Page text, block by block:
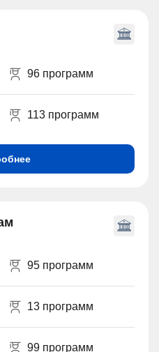
96 программ
113 программ
95 программ
13 программ
99 программ